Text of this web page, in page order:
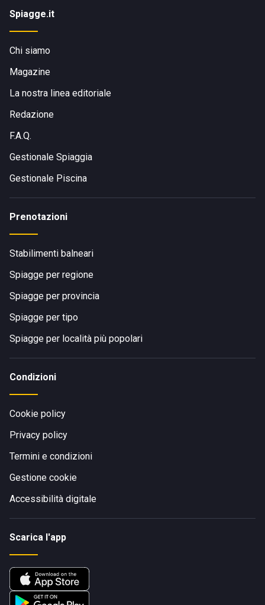
Spiagge.it
Chi siamo
Magazine
La nostra linea editoriale
Redazione
F.A.Q.
Gestionale Spiaggia
Gestionale Piscina
Prenotazioni
Stabilimenti balneari
Spiagge per regione
Spiagge per provincia
Spiagge per tipo
Spiagge per località più popolari
Condizioni
Cookie policy
Privacy policy
Termini e condizioni
Gestione cookie
Accessibilità digitale
Scarica l'app